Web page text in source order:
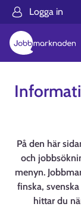
Logga in
På den här
och
menyn.
finska,
hittar du